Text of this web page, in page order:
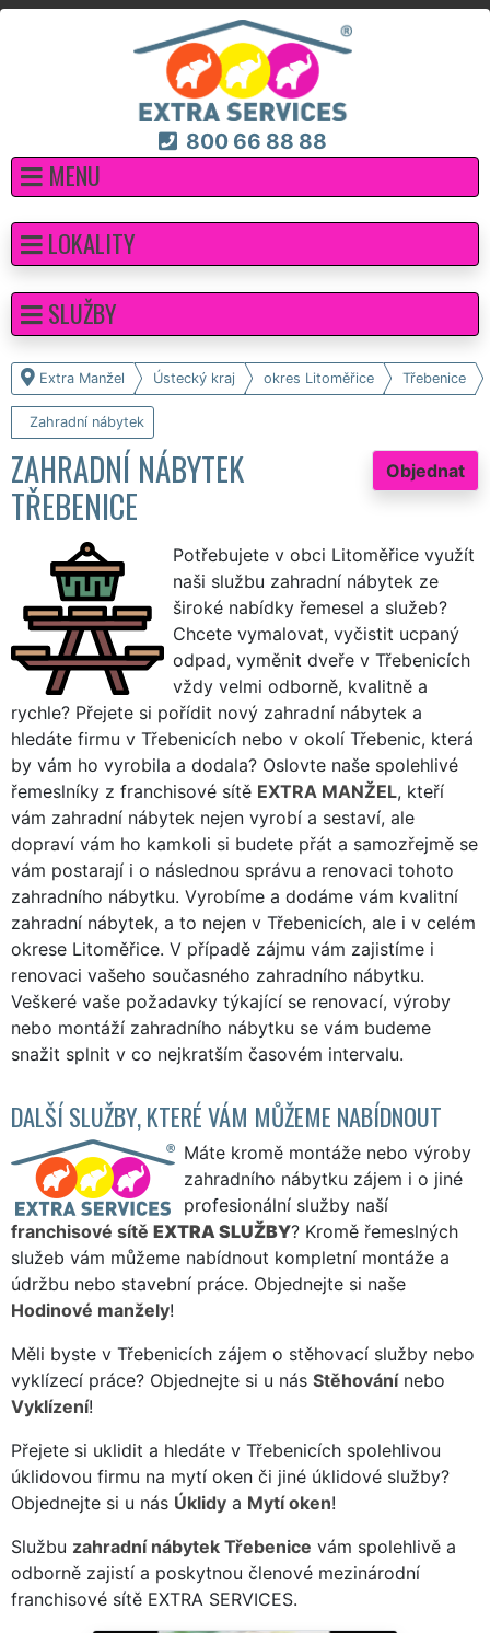
800 66 88 88
MENU
Extra Manžel Ústecký kraj okres Litoměřice Třebenice
Zahradní nábytek
Objednat
ZAHRADNÍ NÁBYTEK
TŘEBENICE
Potřebujete v obci Litoměřice využít
naši službu zahradní nábytek ze
široké nabídky řemesel a služeb?
Chcete vymalovat, vyčistit ucpaný
odpad, vyměnit dveře v Třebenicích
vždy velmi odborně, kvalitně a
rychle? Přejete si pořídit nový zahradní nábytek a
hledáte firmu v Třebenicích nebo v okolí Třebenic, která
by vám ho vyrobila a dodala? Oslovte naše spolehlivé
řemeslníky z franchisové sítě EXTRA MANŽEL, kteří
vám zahradní nábytek nejen vyrobí a sestaví, ale
dopraví vám ho kamkoli si budete přát a samozřejmě se
vám postarají i o následnou správu a renovaci tohoto
zahradního nábytku. Vyrobíme a dodáme vám kvalitní
zahradní nábytek, a to nejen v Třebenicích, ale i v celém
okrese Litoměřice. V případě zájmu vám zajistíme i
renovaci vašeho současného zahradního nábytku.
Veškeré vaše požadavky týkající se renovací, výroby
nebo montáží zahradního nábytku se vám budeme
snažit splnit v co nejkratším časovém intervalu.
DALŠÍ SLUŽBY, KTERÉ VÁM MŮŽEME NABÍDNOUT
Máte kromě montáže nebo výroby
zahradního nábytku zájem i o jiné
profesionální služby naší
franchisové sítě EXTRA SLUŽBY? Kromě řemeslných
služeb vám můžeme nabídnout kompletní montáže a
údržbu nebo stavební práce. Objednejte si naše
Hodinové manžely!
Měli byste v Třebenicích zájem o stěhovací služby nebo
vyklízecí práce? Objednejte si u nás Stěhovánínebo
Vyklízení!
Přejete si uklidit a hledáte v Třebenicích spolehlivou
úklidovou firmu na mytí oken či jiné úklidové služby?
Objednejte si u nás Úklidy a Mytí oken!
Službu zahradní nábytek Třebenice vám spolehlivě a
odborně zajistí a poskytnou členové mezinárodní
franchisové sítě EXTRA SERVICES.
LOKALITY
SLUŽBY